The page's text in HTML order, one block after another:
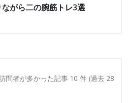
がら二の腕筋トレ3選
訪問者が多かった記事 10 件 (過去 28